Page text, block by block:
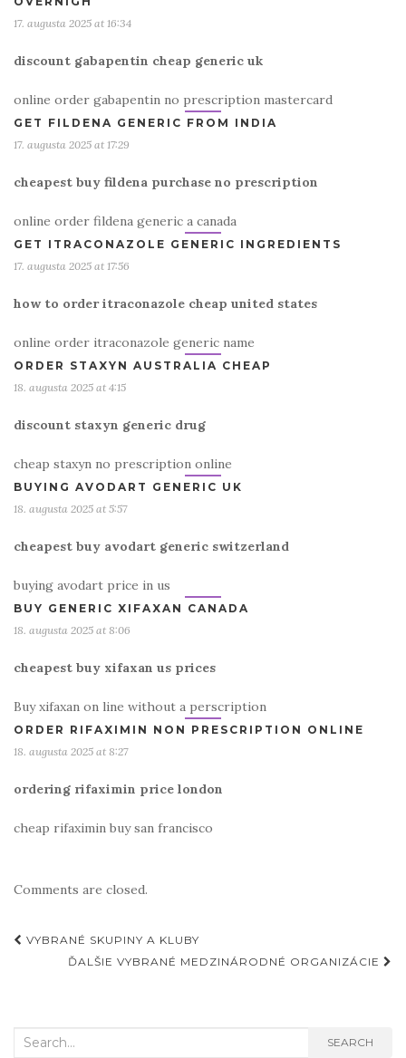
17. augusta 2025 at 16:34
discount gabapentin cheap generic uk
online order gabapentin no prescription mastercard
GET FILDENA GENERIC FROM INDIA
17. augusta 2025 at 17:29
cheapest buy fildena purchase no prescription
online order fildena generic a canada
GET ITRACONAZOLE GENERIC INGREDIENTS
17. augusta 2025 at 17:56
how to order itraconazole cheap united states
online order itraconazole generic name
ORDER STAXYN AUSTRALIA CHEAP
18. augusta 2025 at 4:15
discount staxyn generic drug
cheap staxyn no prescription online
BUYING AVODART GENERIC UK
18. augusta 2025 at 5:57
cheapest buy avodart generic switzerland
buying avodart price in us
BUY GENERIC XIFAXAN CANADA
18. augusta 2025 at 8:06
cheapest buy xifaxan us prices
Buy xifaxan on line without a perscription
ORDER RIFAXIMIN NON PRESCRIPTION ONLINE
18. augusta 2025 at 8:27
ordering rifaximin price london
cheap rifaximin buy san francisco
Comments are closed.
Post
navigation
VYBRANÉ SKUPINY A KLUBY
ĎALŠIE VYBRANÉ MEDZINÁRODNÉ ORGANIZÁCIE
Search
SEARCH